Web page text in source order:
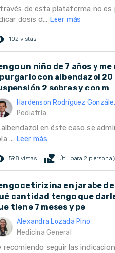
de esta plataforma no es
dosis d... Leer más
102 vistas
un niño de 7 años y
con albendazol
2 sobres y con m
Hardenson Rodríguez
Pediatría
albendazol en éste caso se
... Leer más
598 vistas volunteer_activism Útil para 2
cetirizina en jarabe
cantidad tengo que
tiene 7 meses y pe
Alexandra Lozada Pino
Medicina General
recomiendo seguir las